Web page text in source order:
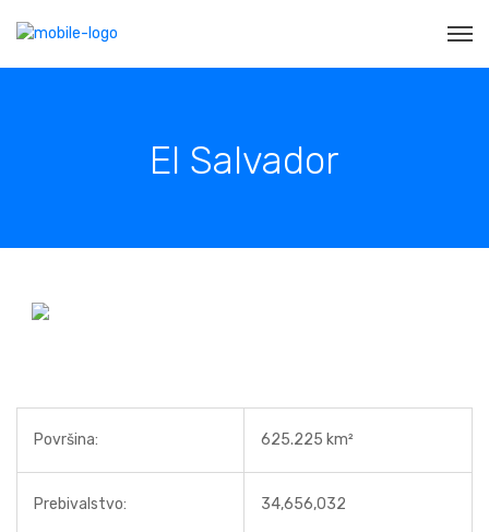
El Salvador
Površina: 625.225 km²
Prebivalstvo: 34,656,032